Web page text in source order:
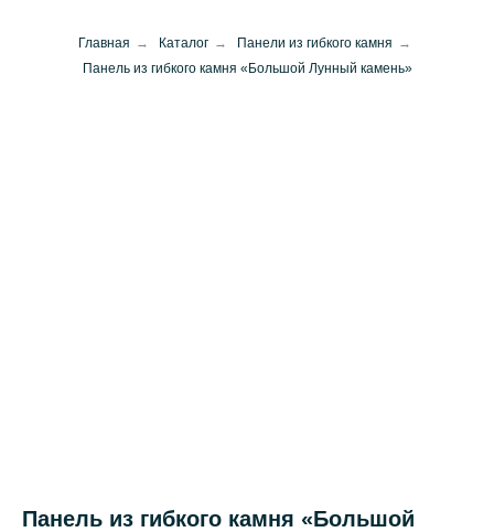
Главная → Каталог → Панели из гибкого камня →
Панель из гибкого камня «Большой Лунный камень»
Панель из гибкого камня «Большой